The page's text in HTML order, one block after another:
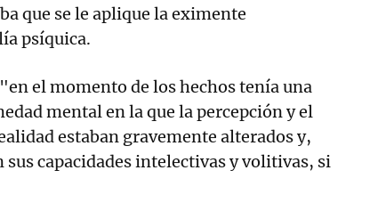
que se le aplique la eximente
psíquica.
el momento de los hechos tenía una
mental en la que la percepción y el
estaban gravemente alterados y,
capacidades intelectivas y volitivas, si